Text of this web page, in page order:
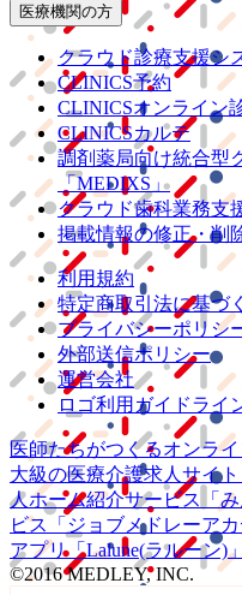
医療機関の方
クラウド診療支援シ
CLINICS予約
CLINICSオンライン
CLINICSカルテ
調剤薬局向け統合型
「MEDIXS」
クラウド歯科業務支
掲載情報の修正・削
利用規約
特定商取引法に基づ
プライバシーポリシ
外部送信ポリシー
運営会社
ロゴ利用ガイドライ
医師たちがつくるオンラ
大級の医療介護求人サイト
人ホーム紹介サービス
「
ビス
「ジョブメドレーアカ
アプリ「Lalune(ラルーン)」
©2016 MEDLEY, INC.